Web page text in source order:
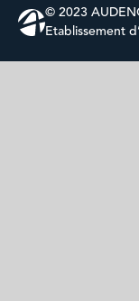
© 2023
Etablissement